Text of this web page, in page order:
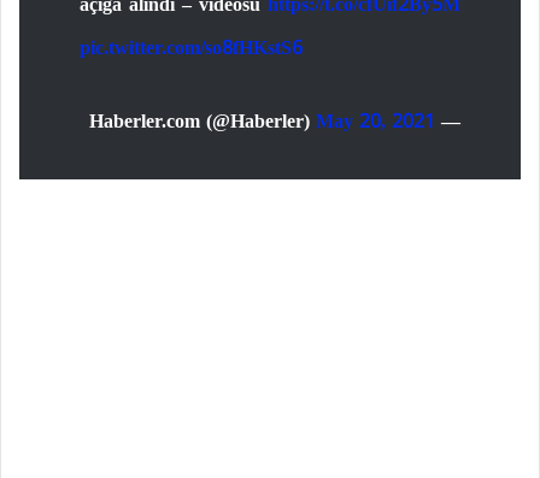
pic.twitter.com/so8fHKstS6
— Haberler.com (@Haberler)
May 20, 2021